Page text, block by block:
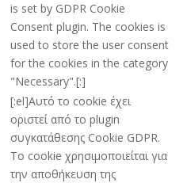
is set by GDPR Cookie
Consent plugin. The cookies is
used to store the user consent
for the cookies in the category
"Necessary".[:]
[:el]Αυτό το cookie έχει
οριστεί από το plugin
συγκατάθεσης Cookie GDPR.
Το cookie χρησιμοποιείται για
την αποθήκευση της